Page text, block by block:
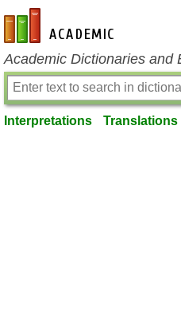
en-academic.com
Academic Dictionaries and
Interpretations Translations